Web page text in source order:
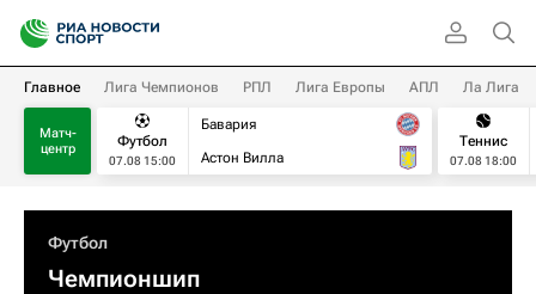
Главное Лига Чемпионов РПЛ Лига Европы АПЛ Ла Лига
Матч-
центр
Футбол
07.08 15:00
Бавария
Астон Вилла
Теннис
07.08 18:00
Футбол
Чемпионшип